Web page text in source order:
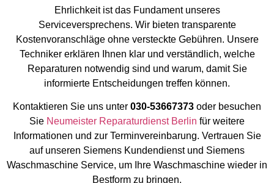
Ehrlichkeit ist das Fundament unseres
Serviceversprechens. Wir bieten transparente
Kostenvoranschläge ohne versteckte Gebühren. Unsere
Techniker erklären Ihnen klar und verständlich, welche
Reparaturen notwendig sind und warum, damit Sie
informierte Entscheidungen treffen können.
Kontaktieren Sie uns unter 030-53667373 oder besuchen
Sie Neumeister Reparaturdienst Berlin für weitere
Informationen und zur Terminvereinbarung. Vertrauen Sie
auf unseren Siemens Kundendienst und Siemens
Waschmaschine Service, um Ihre Waschmaschine wieder in
Bestform zu bringen.